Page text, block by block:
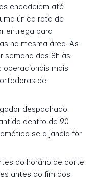
encadeiem até
única rota de
entrega para
na mesma área. As
semana das 8h às
operacionais mais
de
despachado
dentro de 90
se a janela for
do horário de corte
antes do fim dos